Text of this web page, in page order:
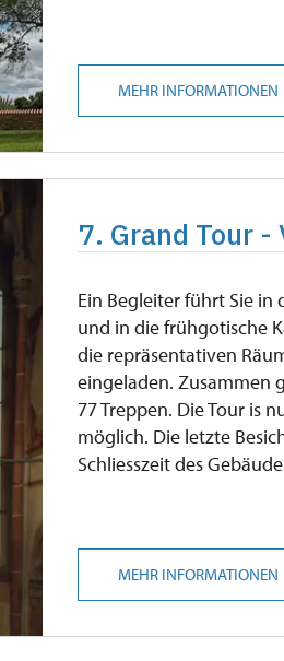
MEHR INFORMATIONEN
7. Grand Tour -
Ein Begleiter führt Sie in
und in die frühgotische
die repräsentativen
eingeladen. Zusammen
77 Treppen. Die Tour is
möglich. Die letzte
Schliesszeit des
MEHR INFORMATIONEN